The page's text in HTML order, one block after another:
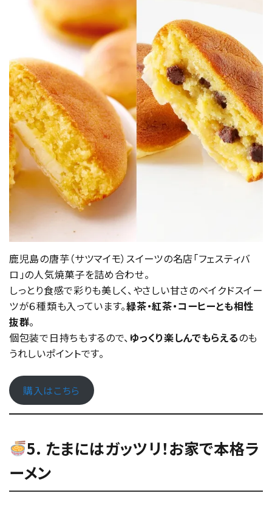
鹿児島の唐芋（サツマイモ）スイーツの名店「フェスティバ
ロ」の人気焼菓子を詰め合わせ。
しっとり食感で彩りも美しく、やさしい甘さのベイクドスイー
ツが６種類も入っています。緑茶・紅茶・コーヒーとも相性
抜群。
個包装で日持ちもするので、 ゆっくり楽しんでもらえるのも
うれしいポイントです。
購入はこちら
5. たまにはガッツリ！お家で本格ラ
ーメン